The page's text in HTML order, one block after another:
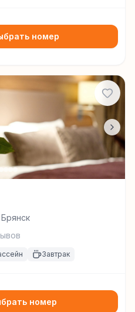
номер
Завтрак
номер